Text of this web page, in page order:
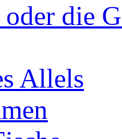
die
Allels